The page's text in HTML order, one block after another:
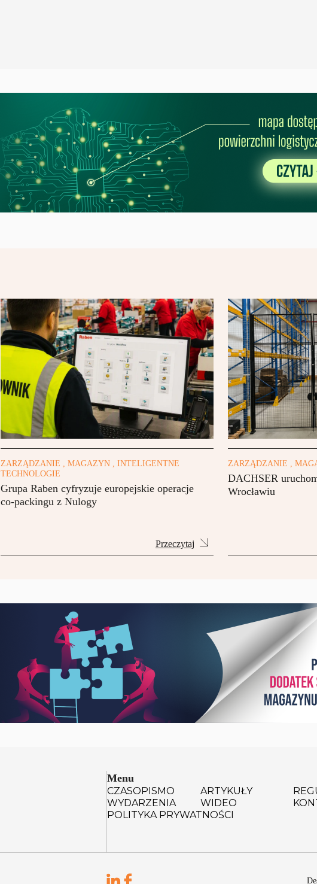
ZARZĄDZANIE , MAGAZYN , INTELIGENTNE
TECHNOLOGIE
Grupa Raben cyfryzuje europejskie operacje
co-packingu z Nulogy
Przeczytaj
ZARZĄDZANIE ,
DACHSER
Wrocławiu
Menu
CZASOPISMO ARTYKUŁY
WYDARZENIA
WIDEO
POLITYKA PRYWATNOŚCI